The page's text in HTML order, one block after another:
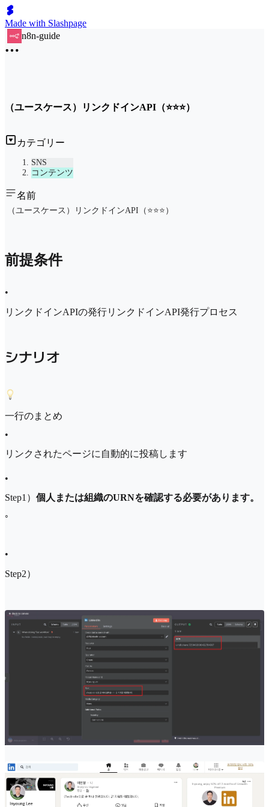
Made with Slashpage
n8n-guide
（ユースケース）リンクドインAPI（⭐⭐⭐）
カテゴリー
SNS
コンテンツ
名前
（ユースケース）リンクドインAPI（⭐⭐⭐）
前提条件
•
リンクドインAPIの発行リンクドインAPI発行プロセス
シナリオ
一行のまとめ
•
リンクされたページに自動的に投稿します
•
Step1） 個人または組織のURNを確認する必要があります。
◦
•
Step2）